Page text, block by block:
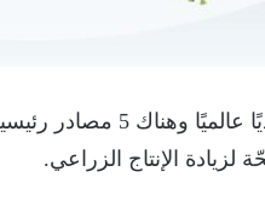
تحديًا عالميًا
لزيادة الإنتاج الزراعي.